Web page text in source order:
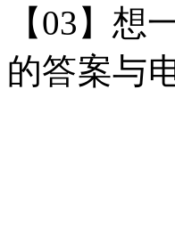
【03】 想
的答案与